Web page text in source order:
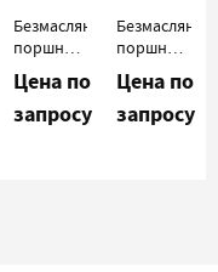
Безмасляный
поршневой
Esam
K400
Цена по
запросу
Безмасляный
поршневой
Esam
K410
Цена по
запросу